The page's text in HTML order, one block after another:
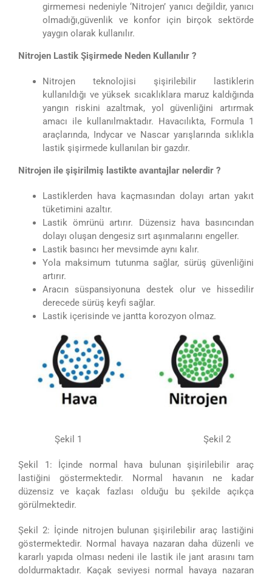
girmemesi nedeniyle ‘Nitrojen’ yanıcı değildir, yanıcı
olmadığı,güvenlik ve konfor için birçok sektörde
yaygın olarak kullanılır.
Nitrojen Lastik Şişirmede Neden Kullanılır ?
Nitrojen teknolojisi şişirilebilir lastiklerin
kullanıldığı ve yüksek sıcaklıklara maruz kaldığında
yangın riskini azaltmak, yol güvenliğini artırmak
amacı ile kullanılmaktadır. Havacılıkta, Formula 1
araçlarında, Indycar ve Nascar yarışlarında sıklıkla
lastik şişirmede kullanılan bir gazdır.
Nitrojen ile şişirilmiş lastikte avantajlar nelerdir ?
Lastiklerden hava kaçmasından dolayı artan yakıt
tüketimini azaltır.
Lastik ömrünü artırır. Düzensiz hava basıncından
dolayı oluşan dengesiz sırt aşınmalarını engeller.
Lastik basıncı her mevsimde aynı kalır.
Yola maksimum tutunma sağlar, sürüş güvenliğini
artırır.
Aracın süspansiyonuna destek olur ve hissedilir
derecede sürüş keyfi sağlar.
Lastik içerisinde ve jantta korozyon olmaz.
Şekil 1 Şekil 2
Şekil 1: İçinde normal hava bulunan şişirilebilir araç
lastiğini göstermektedir. Normal havanın ne kadar
düzensiz ve kaçak fazlası olduğu bu şekilde açıkça
görülmektedir.
Şekil 2: İçinde nitrojen bulunan şişirilebilir araç lastiğini
göstermektedir. Normal havaya nazaran daha düzenli ve
kararlı yapıda olması nedeni ile lastik ile jant arasını tam
doldurmaktadır. Kaçak seviyesi normal havaya nazaran